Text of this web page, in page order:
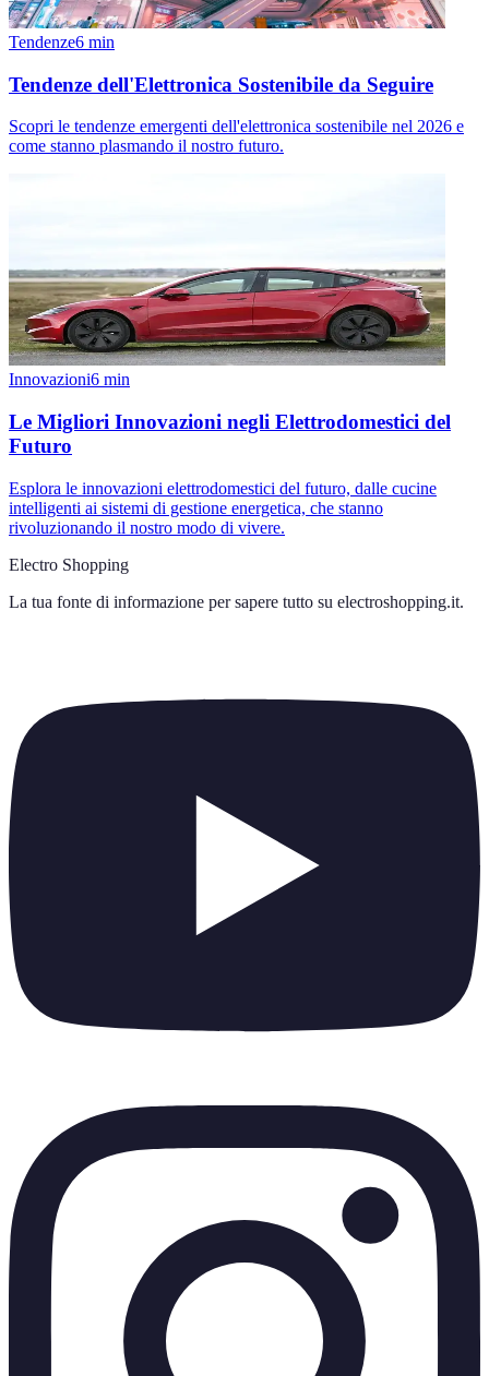
Tendenze6 min
Tendenze dell'Elettronica Sostenibile da Seguire
Scopri le tendenze emergenti dell'elettronica sostenibile nel 2026 e
come stanno plasmando il nostro futuro.
Innovazioni6 min
Le Migliori Innovazioni negli Elettrodomestici del
Futuro
Esplora le innovazioni elettrodomestici del futuro, dalle cucine
intelligenti ai sistemi di gestione energetica, che stanno
rivoluzionando il nostro modo di vivere.
Electro Shopping
La tua fonte di informazione per sapere tutto su electroshopping.it.